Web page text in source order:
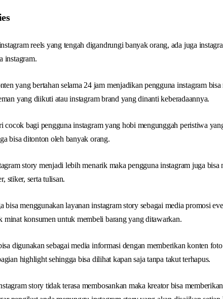
reels yang tengah digandrungi banyak orang, ada juga
instagram.
yang bertahan selama 24 jam menjadikan pengguna instagram
yang diikuti atau instagram brand yang dinanti keberadaannya.
cocok bagi pengguna instagram yang hobi mengunggah peristiwa
bisa ditonton oleh banyak orang.
story menjadi lebih menarik maka pengguna instagram juga
stiker, serta tulisan.
bisa menggunakan layanan instagram story sebagai media promosi
minat konsumen untuk membeli barang yang ditawarkan.
digunakan sebagai media informasi dengan memberikan konten
highlight sehingga bisa dilihat kapan saja tanpa takut terhapus.
story tidak terasa membosankan maka kreator bisa